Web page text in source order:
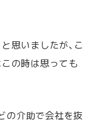
思いましたが、こ
の時は思っても
の介助で会社を抜